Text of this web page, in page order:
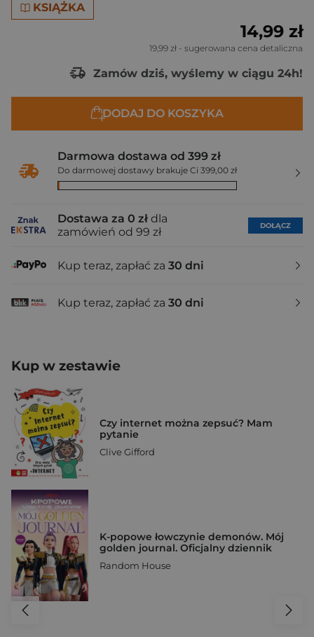
KSIĄŻKA
14,99 zł
19,99 zł - sugerowana cena detaliczna
Zamów dziś, wyślemy w ciągu 24h!
DODAJ DO KOSZYKA
Darmowa dostawa od 399 zł
Do darmowej dostawy brakuje Ci 399,00 zł
Dostawa za 0 zł dla
zamówień od 99 zł
DOŁĄCZ
Kup teraz, zapłać za 30 dni
Kup teraz, zapłać za 30 dni
Kup w zestawie
Czy internet można zepsuć? Mam
pytanie
Clive Gifford
K-popowe łowczynie demonów. Mój
golden journal. Oficjalny dziennik
Random House